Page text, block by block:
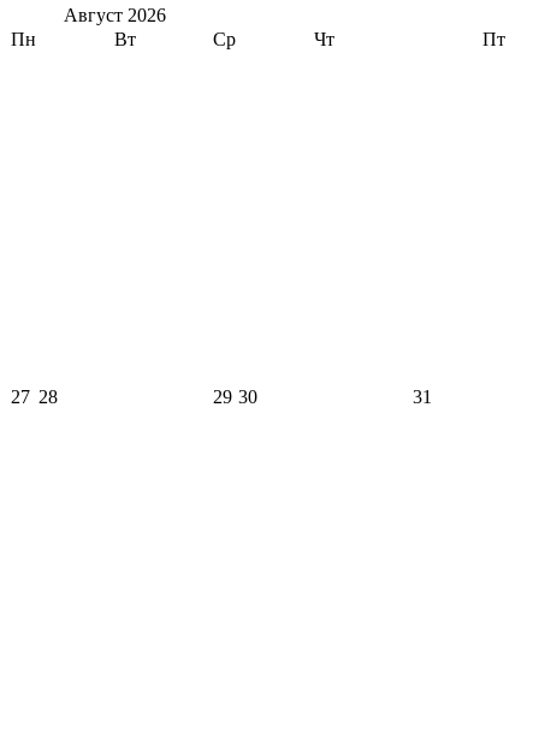
Август 2026
Пн
Вт Ср Чт Пт
27 28 29 30 31